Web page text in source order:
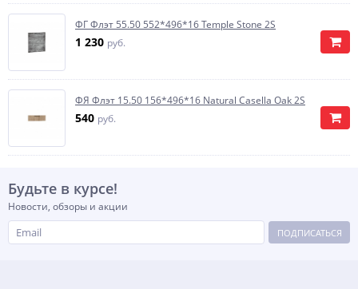
ФГ Флэт 55.50 552*496*16 Temple Stone 2S
1 230 руб.
ФЯ Флэт 15.50 156*496*16 Natural Casella Oak 2S
540 руб.
Будьте в курсе!
Новости, обзоры и акции
ПОДПИСАТЬСЯ